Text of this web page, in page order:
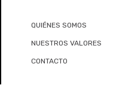
QUIÉNES SOMOS
NUESTROS VALORES
CONTACTO